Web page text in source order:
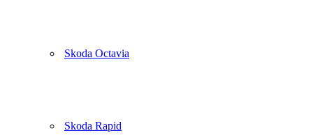
Skoda Octavia
Skoda Rapid